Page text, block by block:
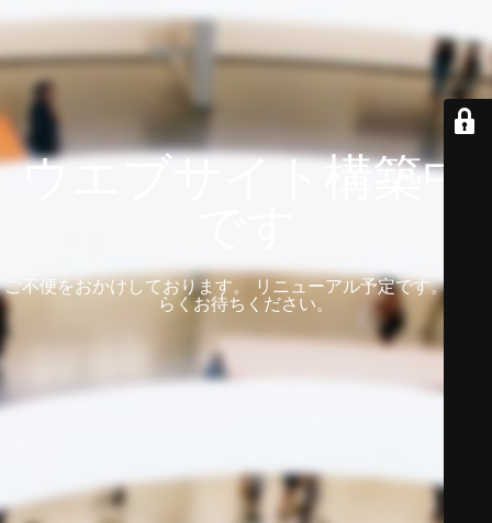
ウエブサイト構築中
ご不便をおかけしております。 リニューアル予定です。 しば
らくお待ちください。